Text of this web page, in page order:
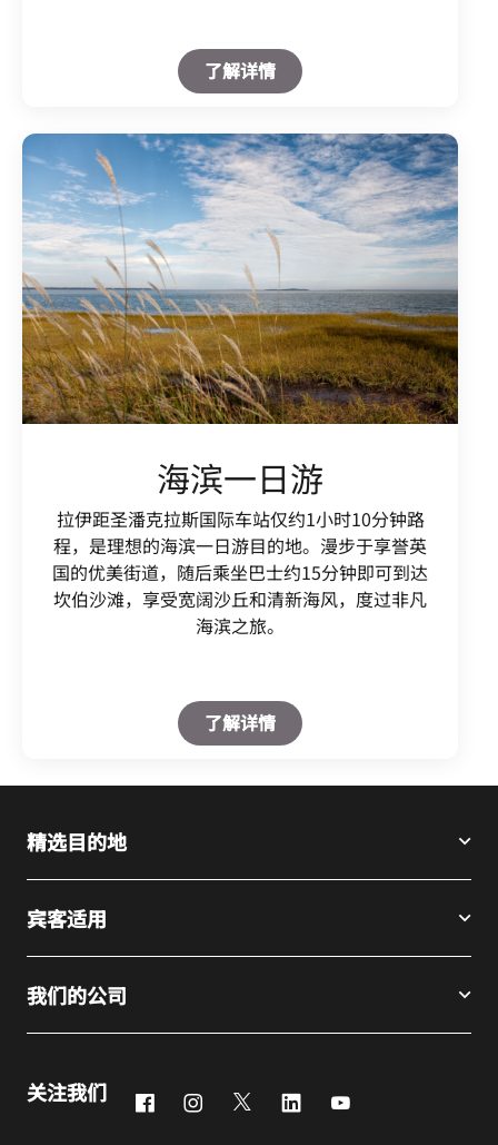
了解详情Open in New Tab
海滨一日游
拉伊距圣潘克拉斯国际车站仅约1小时10分钟路
程，是理想的海滨一日游目的地。漫步于享誉英
国的优美街道，随后乘坐巴士约15分钟即可到达
坎伯沙滩，享受宽阔沙丘和清新海风，度过非凡
海滨之旅。
了解详情Open in New Tab
精选目的地
宾客适用
我们的公司
关注我们 FacebookInstagram
Twitter LinkedIn